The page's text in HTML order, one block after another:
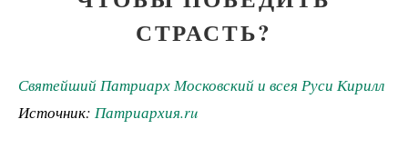
СТРАСТЬ?
Святейший Патриарх Московский и всея Руси Кирилл
Источник: Патриархия.ru